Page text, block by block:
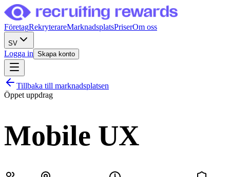
FöretagRekryterareMarknadsplatsPriserOm oss
SV
Logga in Skapa konto
Tillbaka till marknadsplatsen
Öppet uppdrag
Mobile UX